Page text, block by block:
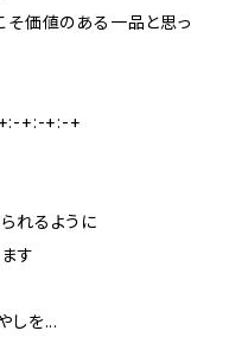
そ価値のある一品と思っ
+:-+:-+
れるように
す
しを...